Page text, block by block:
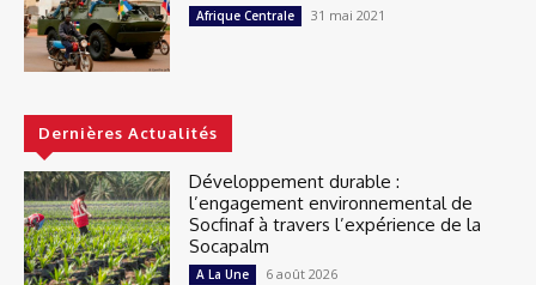
Afrique Centrale 31 mai 2021
Dernières Actualités
Développement durable :
l’engagement environnemental de
Socfinaf à travers l’expérience de la
Socapalm
A La Une 6 août 2026